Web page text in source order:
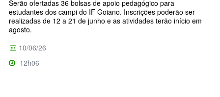
Serão ofertadas 36 bolsas de apoio pedagógico para
estudantes dos campi do IF Goiano. Inscrições poderão ser
realizadas de 12 a 21 de junho e as atividades terão início em
agosto.
10/06/26
12h06